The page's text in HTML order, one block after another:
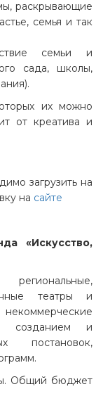
раскрывающие
семья и так
семьи и
сада, школы,
их можно
от креатива и
загрузить на
на сайте
«Искусство,
театры и
созданием и
постановок,
Общий бюджет